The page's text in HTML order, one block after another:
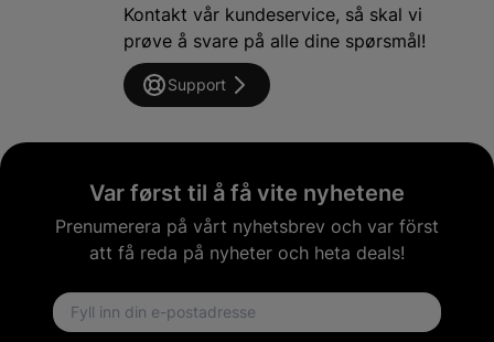
Kontakt vår kundeservice, så skal vi
prøve å svare på alle dine spørsmål!
Support
Var først til å få vite nyhetene
Prenumerera på vårt nyhetsbrev och var först
att få reda på nyheter och heta deals!
Email address